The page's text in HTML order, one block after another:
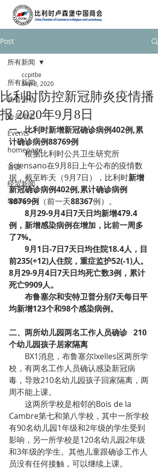
Post
所有新闻
协会活动
会员动态
Events
homepage
首页
经贸新闻
News
所有新闻
比利时防控新冠肺炎疫情播
报 2020年9月8日
ccpitbe
Sep 8, 2020
一、比利时新增新冠确诊病例402例,累
计确诊病例88769例
根据比利时公共卫生研究所
Sciensano在9月8日上午公布的疫情数
据，截至昨天（9月7日），比利时新增
新冠确诊病例402例,累计确诊病例
88769例 （前一天88367例）。
8月29-9月4日7天日均新增479.4
例，新增感染病例在增加，比前一周多
了7%。
9月1日-7日7天日均住院18.4人，目
前235(+12)人住院，重症监护52(-1)人。
8月29-9月4日7天日均死亡数3例，累计
死亡9909人。
布鲁塞尔和安特卫普分别7天每日平
均新增123个和98个感染病例。
二、两所幼儿园两名工作人员确诊   210
个幼儿园孩子居家隔离
BX1消息，布鲁塞尔Ixelles区两所学
校，有两名工作人员确认感染新冠病
毒，导致210名幼儿园孩子回家隔离，两
周不能上课。
这两所学校是相邻的Bois de la
Cambre第七和第八学校，其中一所学校
有90名幼儿园1年级和2年级的学生受到
影响，另一所学校是120名幼儿园2年级
和3年级的学生。其他儿童跟确诊工作人
员没有任何接触，可以继续上课。